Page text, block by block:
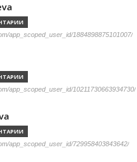
app_scoped_user_id/1884898875101007/
app_scoped_user_id/10211730663934730/
app_scoped_user_id/729958403843642/